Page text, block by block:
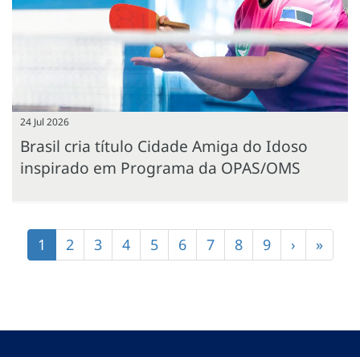
24 Jul 2026
Brasil cria título Cidade Amiga do Idoso
inspirado em Programa da OPAS/OMS
Página
atual
1 Página
2 Página
3 Página
4 Página
5 Página
6 Página
7 Página
8 Página
9
Próxima
página
› »